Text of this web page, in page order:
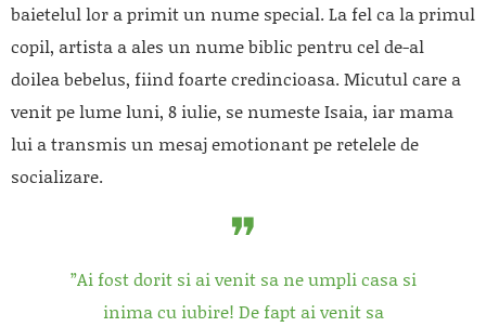
baietelul lor a primit un nume special. La fel ca la primul
copil, artista a ales un nume biblic pentru cel de-al
doilea bebelus, fiind foarte credincioasa. Micutul care a
venit pe lume luni, 8 iulie, se numeste Isaia, iar mama
lui a transmis un mesaj emotionant pe retelele de
socializare.
”Ai fost dorit si ai venit sa ne umpli casa si
inima cu iubire! De fapt ai venit sa